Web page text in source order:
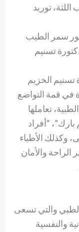
توريد
سمر الطيب
تسنيم
تسنيم الخزيم
في قمة التواضع
تعاملها
“أفراد
وكذلك الأطباء
الراحة والأمان
والتي تسعى
والنفسية